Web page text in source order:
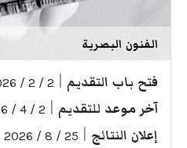
الفنون البصرية
فتح باب التقديم 2 / 2 / 2026
آخر موعد للتقديم 2 / 4 / 2026
إعلان النتائج 25 / 8 / 2026